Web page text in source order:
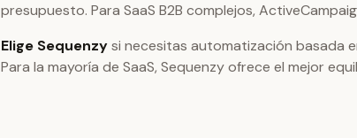
presupuesto. Para SaaS B2B complejos,
Elige Sequenzysi necesitas automatización basada
Para la mayoría de SaaS, Sequenzy ofrece el mejor